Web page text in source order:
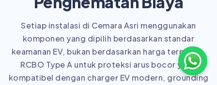
Setiap instalasi di Cemara Asri menggunakan
komponen yang dipilih berdasarkan standar
keamanan EV, bukan berdasarkan harga termurah.
RCBO Type A untuk proteksi arus bocor yang
kompatibel dengan charger EV modern, grounding